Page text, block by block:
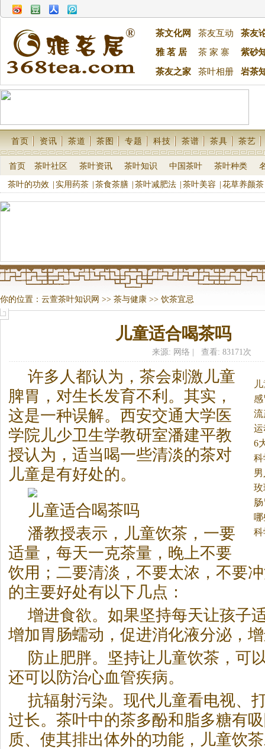
茶文化网 茶友互动
茶友
雅 茗 居
茶 家 寨 紫砂
茶友之家 茶叶相册 岩茶
首页 资讯 茶道 茶图 专题 科技 茶谱 茶具 茶艺
首页 茶叶社区 茶叶资讯 茶叶知识 中国茶叶 茶叶种类
茶叶的功效 实用药茶 茶食茶膳 茶叶减肥法 茶叶美容 花草养颜茶
你的位置： 云萱茶叶知识网 >> 茶与健康 >> 饮茶宜忌
儿童适合喝茶吗
来源: 网络 | 查看: 83171次
6
许多人都认为， 茶会刺激儿童
脾胃，对生长发育不利。 其实，
这是一种误解。西安交通大学医
学院儿少卫生学教研室潘建平教
授认为，适当喝一些清淡的茶对
儿童是有好处的。
儿童适合喝茶吗
潘教授表示，儿童饮茶 ，一要
适量，每天一克茶量，晚上不要
饮用；二要清淡，不要太浓，不要
的主要好处有以下几点：
增进食欲。如果坚持每天让孩子
增加胃肠蠕动，促进消化液分泌，
防止肥胖。坚持让儿童饮茶 ，可
还可以防治心血管疾病。
抗辐射污染。现代儿童看电视、
过长。 茶叶中的茶多酚和脂多糖有
质、使其排出体外的功能，儿童饮茶